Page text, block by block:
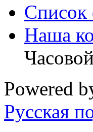
Список
Наша
Powered
Русская